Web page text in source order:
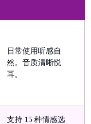
日常使用听感自
然。音质清晰悦
耳。
支持 15 种情感选